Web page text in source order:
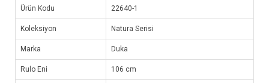
Ürün Kodu 22640-1
Koleksiyon Natura Serisi
Marka Duka
Rulo Eni 106 cm